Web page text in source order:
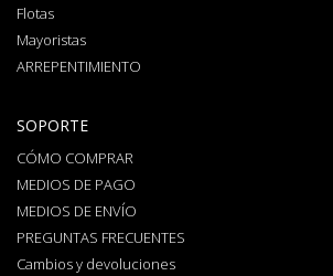
Flotas
Mayoristas
ARREPENTIMIENTO
SOPORTE
CÓMO COMPRAR
MEDIOS DE PAGO
MEDIOS DE ENVÍO
PREGUNTAS FRECUENTES
Cambios y devoluciones